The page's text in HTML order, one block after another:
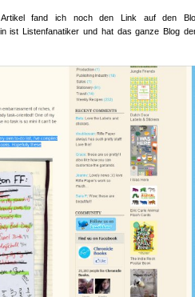
fand ich noch den Link auf den
ist Listenfanatiker und hat das ganze Blog